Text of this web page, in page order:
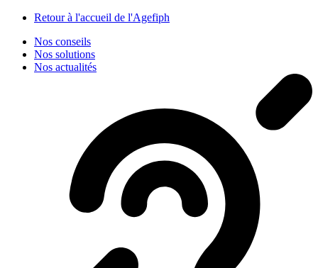
Retour à l'accueil de l'Agefiph
Nos conseils
Nos solutions
Nos actualités